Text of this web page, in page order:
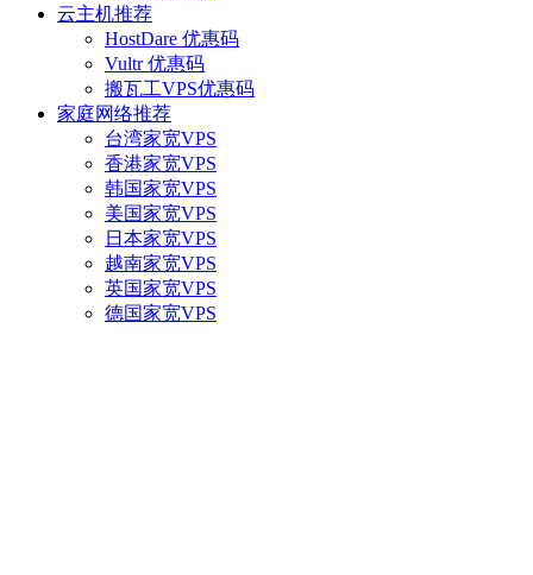
云主机推荐
HostDare 优惠码
Vultr 优惠码
搬瓦工VPS优惠码
家庭网络推荐
台湾家宽VPS
香港家宽VPS
韩国家宽VPS
美国家宽VPS
日本家宽VPS
越南家宽VPS
英国家宽VPS
德国家宽VPS